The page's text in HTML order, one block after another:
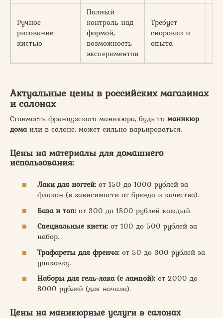
Ручное
рисование
кистью
Полный
контроль над
формой,
возможность
экспериментов
Требует
сноровки и
опыта
4
Актуальные цены в российских магазинах
и салонах
Стоимость французского маникюра, будь то маникюр
домаили в салоне, может сильно варьироваться.
Цены на материалы для домашнего
использования:
Лаки для ногтей: от 150 до 1000 рублей за
флакон (в зависимости от бренда и качества).
База и топ: от 300 до 1500 рублей каждый.
Специальные кисти: от 100 до 500 рублей за
набор.
Трафареты для френча: от 50 до 300 рублей за
упаковку.
Наборы для гель-лака (с лампой): от 2000 до
8000 рублей (для начала).
Цены на маникюрные услуги в салонах